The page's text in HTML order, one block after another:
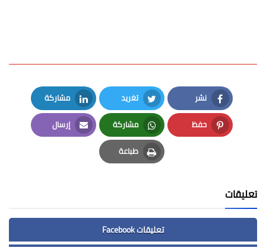
نشر
Facebook
تغريد
Twitter
مشاركة
LinkedIn
حفظ
Pinterest
مشاركة
Whatsapp
إرسال
Email
طباعة
Print
تعليقات
تعليقات Facebook